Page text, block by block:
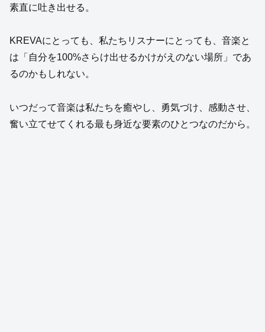
素直に吐き出せる。
KREVAにとっても、私たちリスナーにとっても、音楽と
は「自分を100%さらけ出せるかけがえのない場所」であ
るのかもしれない。
いつだって音楽は私たちを癒やし、勇気づけ、感動させ、
奮い立てせてくれる最も身近な要素のひとつなのだから。